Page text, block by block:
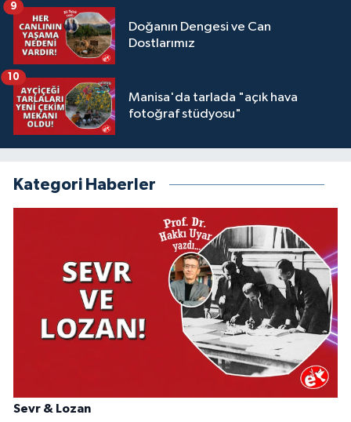
Doğanın Dengesi ve Can
Dostlarımız
9
Manisa'da tarlada "açık hava
fotoğraf stüdyosu"
10
Kategori Haberler
Sevr & Lozan